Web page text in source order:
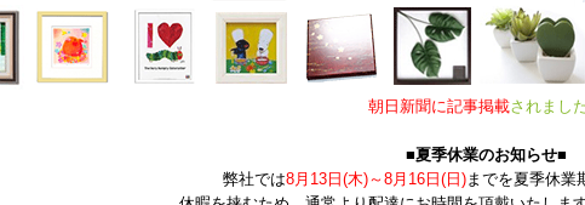
朝日新聞に記事掲載されまし
■夏季休業のお知らせ■
弊社では8月13日(木)～8月16日(日)までを夏季休業